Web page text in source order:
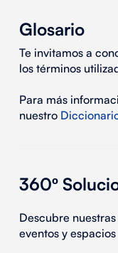
Glosario
Te invitamos a
los términos
Para más
nuestro
360º
Descubre
eventos y espacios